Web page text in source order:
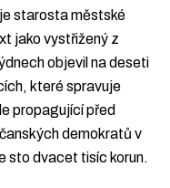
starosta městské
jako vystřižený z
objevil na deseti
které spravuje
propagující před
demokratů v
sto dvacet tisíc korun.